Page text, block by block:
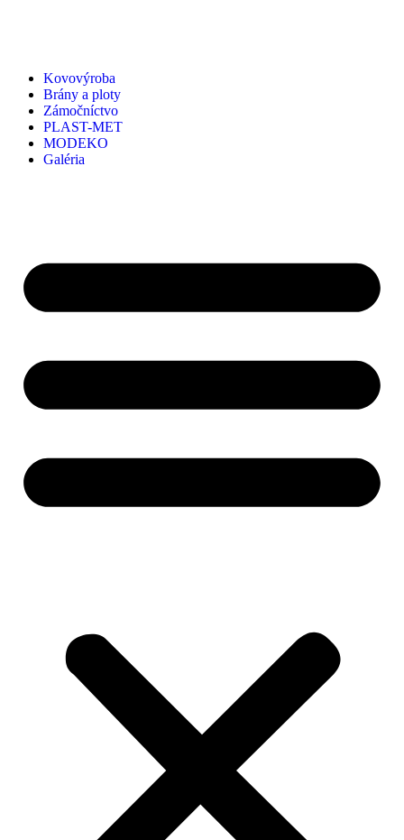
Kovovýroba
Brány a ploty
Zámočníctvo
PLAST-MET
MODEKO
Galéria